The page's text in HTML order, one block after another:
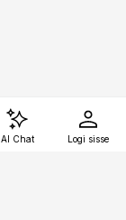
AI Chat Logi sisse